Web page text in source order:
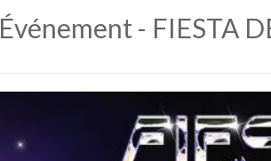
Événement - FIESTA